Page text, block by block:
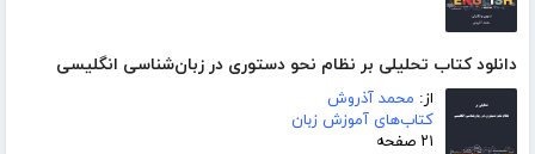
دانلود کتاب تحلیلی بر نظام نحو دستوری در زبان‌شناسی انگلیسی
از: محمد آذروش
کتاب‌های آموزش زبان
۲۱ صفحه